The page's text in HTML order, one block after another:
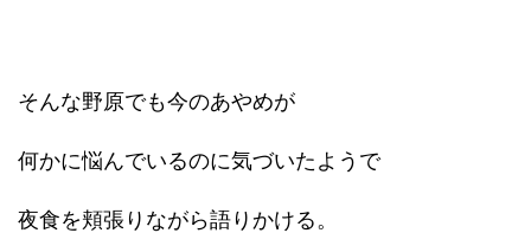
そんな野原でも今のあやめが
何かに悩んでいるのに気づいたようで
夜食を頬張りながら語りかける。